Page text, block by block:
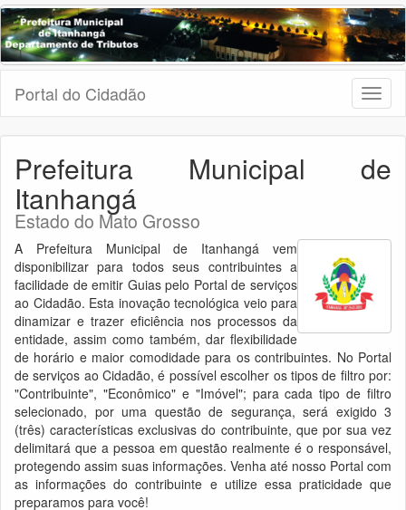
Portal do Cidadão
Prefeitura Municipal de
Itanhangá
Estado do Mato Grosso
A Prefeitura Municipal de Itanhangá vem
disponibilizar para todos seus contribuintes a
facilidade de emitir Guias pelo Portal de serviços
ao Cidadão. Esta inovação tecnológica veio para
dinamizar e trazer eficiência nos processos da
entidade, assim como também, dar flexibilidade
de horário e maior comodidade para os contribuintes. No Portal
de serviços ao Cidadão, é possível escolher os tipos de filtro por:
"Contribuinte", "Econômico" e "Imóvel"; para cada tipo de filtro
selecionado, por uma questão de segurança, será exigido 3
(três) características exclusivas do contribuinte, que por sua vez
delimitará que a pessoa em questão realmente é o responsável,
protegendo assim suas informações. Venha até nosso Portal com
as informações do contribuinte e utilize essa praticidade que
preparamos para você!